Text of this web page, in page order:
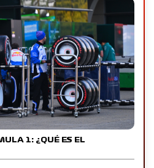
1: ¿QUÉ ES EL